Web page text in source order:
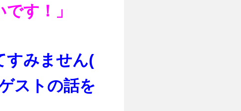
す！」
みません(
ストの話を